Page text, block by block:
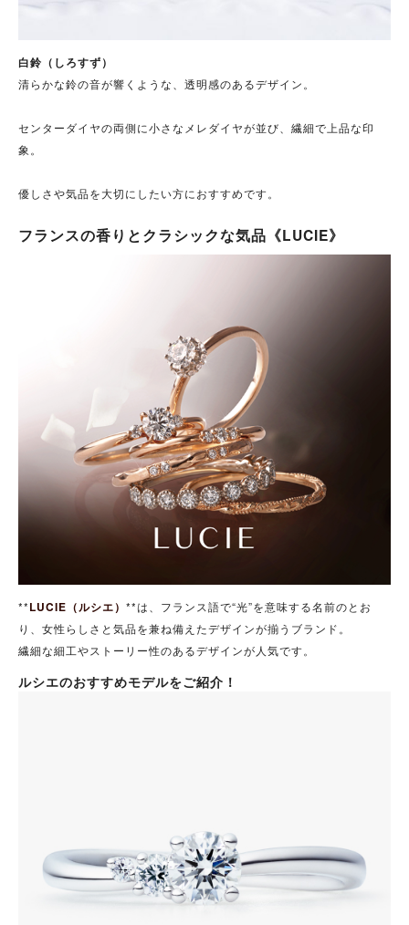
白鈴（しろすず）
清らかな鈴の音が響くような、透明感のあるデザイン。
センターダイヤの両側に小さなメレダイヤが並び、繊細で上品な印
象。
優しさや気品を大切にしたい方におすすめです。
フランスの香りとクラシックな気品《LUCIE》
**LUCIE（ルシエ） **は、フランス語で“光”を意味する名前のとお
り、女性らしさと気品を兼ね備えたデザインが揃うブランド。
繊細な細工やストーリー性のあるデザインが人気です。
ルシエのおすすめモデルをご紹介！